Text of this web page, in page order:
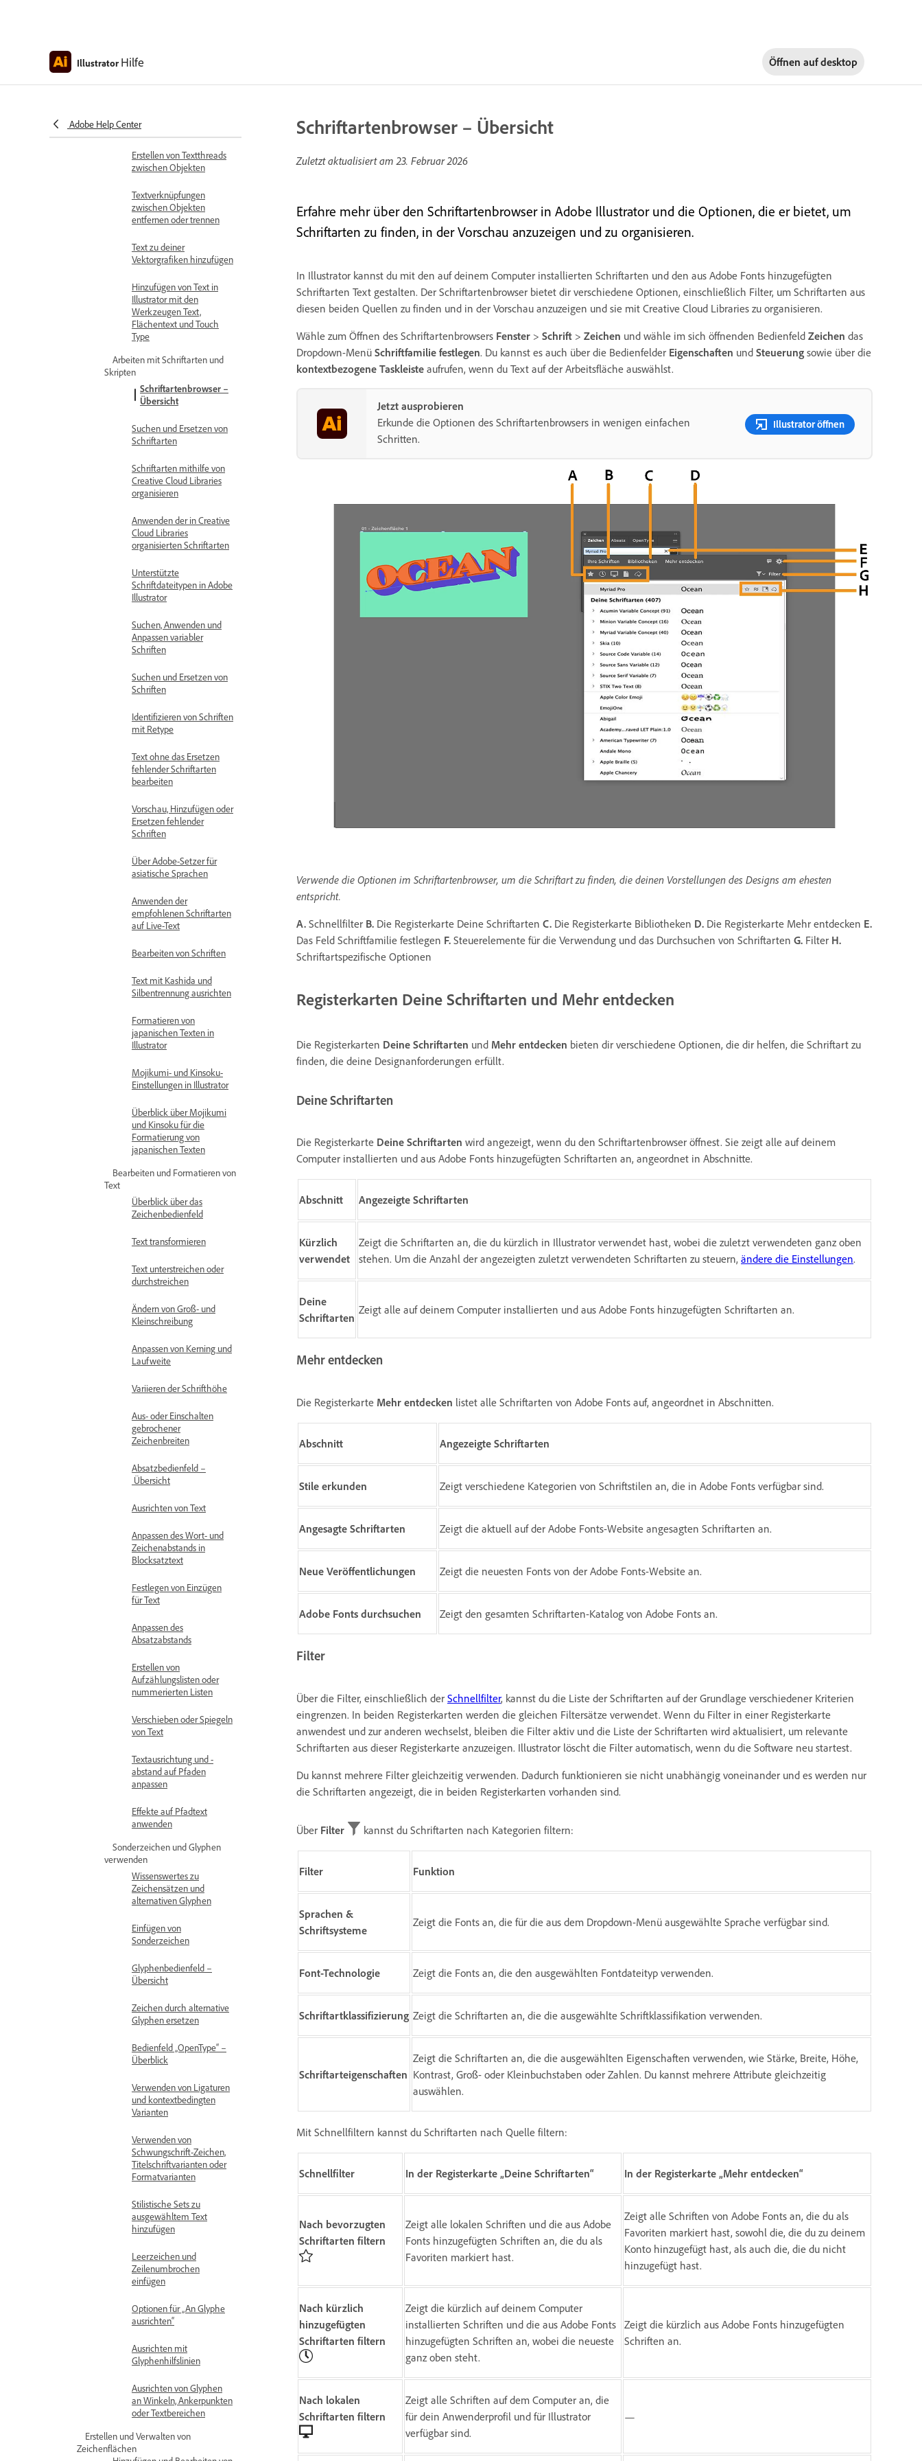
Illustrator Hilfe Öffnen aufdesktop
Adobe Help Center
Hinzufügen von Zeilen und
Grundlinie anpassen
Erstellen von Textthreads
zwischen Objekten
Textverknüpfungen
zwischen Objekten
entfernen oder trennen
Text zu deiner
Vektorgrafiken hinzufügen
Hinzufügen von Text in
Illustrator mit den
Werkzeugen Text,
Flächentext und Touch
Type
Arbeiten mit Schriftarten und
Skripten
Schriftartenbrowser –
Übersicht
Suchen und Ersetzen von
Schriftarten
Schriftarten mithilfe von
Creative Cloud Libraries
organisieren
Anwenden der in Creative
Cloud Libraries
organisierten Schriftarten
Unterstützte
Schriftdateitypen in Adobe
Illustrator
Suchen, Anwenden und
Anpassen variabler
Schriften
Suchen und Ersetzen von
Schriften
Identifizieren von Schriften
mit Retype
Text ohne das Ersetzen
fehlender Schriftarten
bearbeiten
Vorschau, Hinzufügen oder
Ersetzen fehlender
Schriften
Über Adobe-Setzer für
asiatische Sprachen
Anwenden der
empfohlenen Schriftarten
auf Live-Text
Bearbeiten von Schriften
Text mit Kashida und
Silbentrennung ausrichten
Formatieren von
japanischen Texten in
Illustrator
Mojikumi- und Kinsoku-
Einstellungen in Illustrator
Überblick über Mojikumi
und Kinsoku für die
Formatierung von
japanischen Texten
Bearbeiten und Formatieren von
Text
Überblick über das
Zeichenbedienfeld
Text transformieren
Text unterstreichen oder
durchstreichen
Ändern von Groß- und
Kleinschreibung
Anpassen von Kerning und
Laufweite
Variieren der Schrifthöhe
Aus- oder Einschalten
gebrochener
Zeichenbreiten
Absatzbedienfeld –
Übersicht
Ausrichten von Text
Anpassen des Wort- und
Zeichenabstands in
Blocksatztext
Festlegen von Einzügen
für Text
Anpassen des
Absatzabstands
Erstellen von
Aufzählungslisten oder
nummerierten Listen
Verschieben oder Spiegeln
von Text
Textausrichtung und -
abstand auf Pfaden
anpassen
Effekte auf Pfadtext
anwenden
Sonderzeichen und Glyphen
verwenden
Wissenswertes zu
Zeichensätzen und
alternativen Glyphen
Einfügen von
Sonderzeichen
Glyphenbedienfeld –
Übersicht
Zeichen durch alternative
Glyphen ersetzen
Bedienfeld „OpenType“ –
Überblick
Verwenden von Ligaturen
und kontextbedingten
Varianten
Verwenden von
Schwungschrift-Zeichen,
Titelschriftvarianten oder
Formatvarianten
Stilistische Sets zu
ausgewähltem Text
hinzufügen
Leerzeichen und
Zeilenumbrochen
einfügen
Optionen für „An Glyphe
ausrichten“
Ausrichten mit
Glyphenhilfslinien
Ausrichten von Glyphen
an Winkeln, Ankerpunkten
oder Textbereichen
Erstellen und Verwalten von
Zeichenflächen
Schriftartenbrowser – Übersicht
Zuletzt aktualisiert am23. Februar 2026
Erfahre mehr über den Schriftartenbrowser in Adobe Illustrator und die Optionen, die er bietet, um
Schriftarten zu finden, in der Vorschau anzuzeigen und zu organisieren.
In Illustrator kannst du mit den auf deinem Computer installierten Schriftarten und den aus Adobe Fonts hinzugefügten
Schriftarten Text gestalten. Der Schriftartenbrowser bietet dir verschiedene Optionen, einschließlich Filter, um Schriftarten aus
diesen beiden Quellen zu finden und in der Vorschau anzuzeigen und sie mit Creative Cloud Libraries zu organisieren.
Wähle zum Öffnen des Schriftartenbrowsers Fenster > Schrift > Zeichen und wähle im sich öffnenden Bedienfeld Zeichen das
Dropdown-Menü Schriftfamilie festlegen. Du kannst es auch über die Bedienfelder Eigenschaften und Steuerung sowie über die
kontextbezogene Taskleiste aufrufen, wenn du Text auf der Arbeitsfläche auswählst.
Jetzt ausprobieren
Erkunde die Optionen des Schriftartenbrowsers in wenigen einfachen
Schritten.
Illustrator öffnen
Verwende die Optionen im Schriftartenbrowser, um die Schriftart zu finden, die deinen Vorstellungen des Designs am ehesten
entspricht.
A. Schnellfilter B. Die Registerkarte Deine Schriftarten C. Die Registerkarte Bibliotheken D. Die Registerkarte Mehr entdecken E.
Das Feld Schriftfamilie festlegen F. Steuerelemente für die Verwendung und das Durchsuchen von Schriftarten G. Filter H.
Schriftartspezifische Optionen
Registerkarten Deine Schriftarten und Mehr entdecken
Die Registerkarten Deine Schriftarten und Mehr entdecken bieten dir verschiedene Optionen, die dir helfen, die Schriftart zu
finden, die deine Designanforderungen erfüllt.
Deine Schriftarten
Die Registerkarte Deine Schriftarten wird angezeigt, wenn du den Schriftartenbrowser öffnest. Sie zeigt alle auf deinem
Computer installierten und aus Adobe Fonts hinzugefügten Schriftarten an, angeordnet in Abschnitte.
Abschnitt Angezeigte Schriftarten
Kürzlich
verwendet
Zeigt die Schriftarten an, die du kürzlich in Illustrator verwendet hast, wobei die zuletzt verwendeten ganz oben
stehen. Um die Anzahl der angezeigten zuletzt verwendeten Schriftarten zu steuern, ändere die Einstellungen.
Deine
Schriftarten
Zeigt alle auf deinem Computer installierten und aus Adobe Fonts hinzugefügten Schriftarten an.
Mehr entdecken
Die Registerkarte Mehr entdecken listet alle Schriftarten von Adobe Fonts auf, angeordnet in Abschnitten.
Abschnitt Angezeigte Schriftarten
Stile erkunden Zeigt verschiedene Kategorien von Schriftstilen an, die in Adobe Fonts verfügbar sind.
Angesagte Schriftarten Zeigt die aktuell auf der Adobe Fonts-Website angesagten Schriftarten an.
Neue Veröffentlichungen Zeigt die neuesten Fonts von der Adobe Fonts-Website an.
Adobe Fonts durchsuchen Zeigt den gesamten Schriftarten-Katalog von Adobe Fonts an.
Filter
Über die Filter, einschließlich der Schnellfilter, kannst du die Liste der Schriftarten auf der Grundlage verschiedener Kriterien
eingrenzen. In beiden Registerkarten werden die gleichen Filtersätze verwendet. Wenn du Filter in einer Registerkarte
anwendest und zur anderen wechselst, bleiben die Filter aktiv und die Liste der Schriftarten wird aktualisiert, um relevante
Schriftarten aus dieser Registerkarte anzuzeigen. Illustrator löscht die Filter automatisch, wenn du die Software neu startest.
Du kannst mehrere Filter gleichzeitig verwenden. Dadurch funktionieren sie nicht unabhängig voneinander und es werden nur
die Schriftarten angezeigt, die in beiden Registerkarten vorhanden sind.
Über Filter kannst du Schriftarten nach Kategorien filtern:
Filter Funktion
Sprachen &
Schriftsysteme
Zeigt die Fonts an, die für die aus dem Dropdown-Menü ausgewählte Sprache verfügbar sind.
Font-Technologie Zeigt die Fonts an, die den ausgewählten Fontdateityp verwenden.
Schriftartklassifizierung Zeigt die Schriftarten an, die die ausgewählte Schriftklassifikation verwenden.
Schriftarteigenschaften
Zeigt die Schriftarten an, die die ausgewählten Eigenschaften verwenden, wie Stärke, Breite, Höhe,
Kontrast, Groß- oder Kleinbuchstaben oder Zahlen. Du kannst mehrere Attribute gleichzeitig
auswählen.
Mit Schnellfiltern kannst du Schriftarten nach Quelle filtern:
Schnellfilter In der Registerkarte „Deine Schriftarten“ In der Registerkarte „Mehr entdecken“
Nach bevorzugten
Schriftarten filtern
Zeigt alle lokalen Schriften und die aus Adobe
Fonts hinzugefügten Schriften an, die du als
Favoriten markiert hast.
Zeigt alle Schriften von Adobe Fonts an, die du als
Favoriten markiert hast, sowohl die, die du zu deinem
Konto hinzugefügt hast, als auch die, die du nicht
hinzugefügt hast.
Nach kürzlich
hinzugefügten
Schriftarten filtern
Zeigt die kürzlich auf deinem Computer
installierten Schriften und die aus Adobe Fonts
hinzugefügten Schriften an, wobei die neueste
ganz oben steht.
Zeigt die kürzlich aus Adobe Fonts hinzugefügten
Schriften an.
Nach lokalen
Schriftarten filtern
Zeigt alle Schriften auf dem Computer an, die
für dein Anwenderprofil und für Illustrator
verfügbar sind.
—